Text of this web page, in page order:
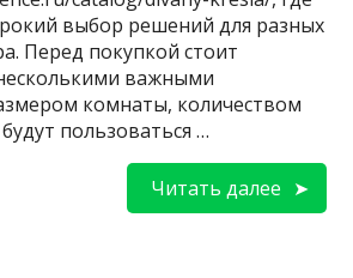
выбор решений для разных
Перед покупкой стоит
важными
комнаты, количеством
пользоваться …
Читать далее